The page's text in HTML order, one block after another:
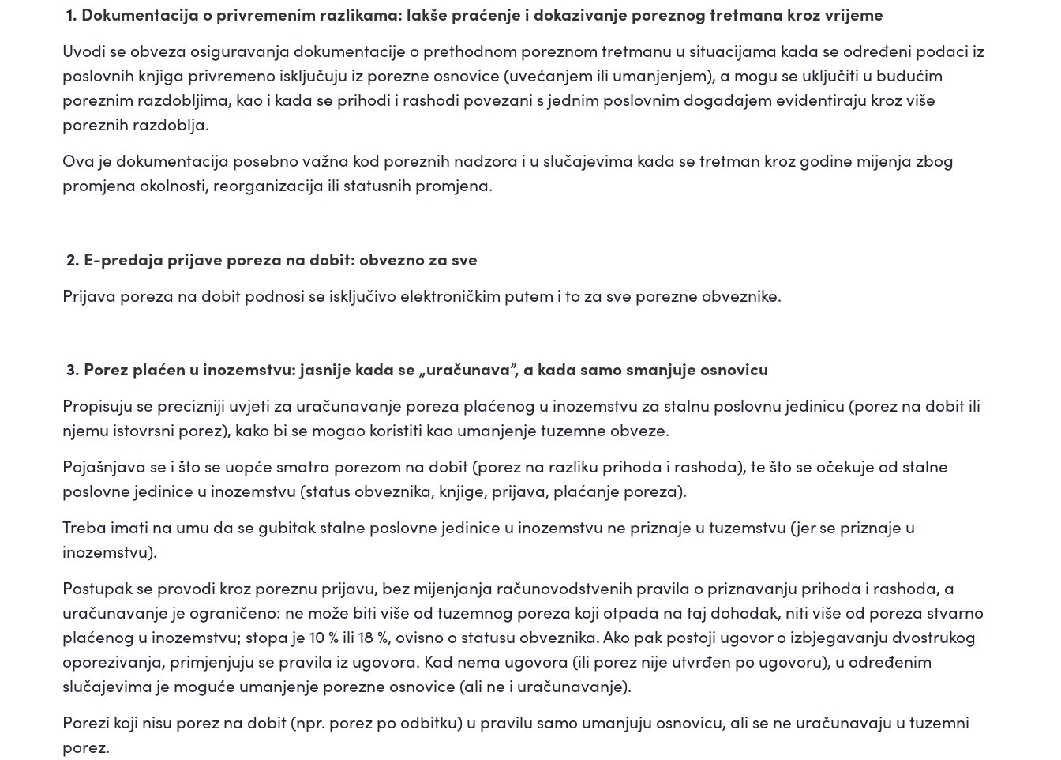
1. Dokumentacija o privremenim razlikama: lakše praćenje i dokazivanje poreznog tretmana kroz vrijeme
Uvodi se obveza osiguravanja dokumentacije o prethodnom poreznom tretmanu u situacijama kada se određeni podaci iz
poslovnih knjiga privremeno isključuju iz porezne osnovice (uvećanjem ili umanjenjem), a mogu se uključiti u budućim
poreznim razdobljima, kao i kada se prihodi i rashodi povezani s jednim poslovnim događajem evidentiraju kroz više
poreznih razdoblja.
Ova je dokumentacija posebno važna kod poreznih nadzora i u slučajevima kada se tretman kroz godine mijenja zbog
promjena okolnosti, reorganizacija ili statusnih promjena.
2. E-predaja prijave poreza na dobit: obvezno za sve
Prijava poreza na dobit podnosi se isključivo elektroničkim putem i to za sve porezne obveznike.
3. Porez plaćen u inozemstvu: jasnije kada se „uračunava”, a kada samo smanjuje osnovicu
Propisuju se precizniji uvjeti za uračunavanje poreza plaćenog u inozemstvu za stalnu poslovnu jedinicu (porez na dobit ili
njemu istovrsni porez), kako bi se mogao koristiti kao umanjenje tuzemne obveze.
Pojašnjava se i što se uopće smatra porezom na dobit (porez na razliku prihoda i rashoda), te što se očekuje od stalne
poslovne jedinice u inozemstvu (status obveznika, knjige, prijava, plaćanje poreza).
Treba imati na umu da se gubitak stalne poslovne jedinice u inozemstvu ne priznaje u tuzemstvu (jer se priznaje u
inozemstvu).
Postupak se provodi kroz poreznu prijavu, bez mijenjanja računovodstvenih pravila o priznavanju prihoda i rashoda, a
uračunavanje je ograničeno: ne može biti više od tuzemnog poreza koji otpada na taj dohodak, niti više od poreza stvarno
plaćenog u inozemstvu; stopa je 10 % ili 18 %, ovisno o statusu obveznika. Ako pak postoji ugovor o izbjegavanju dvostrukog
oporezivanja, primjenjuju se pravila iz ugovora. Kad nema ugovora (ili porez nije utvrđen po ugovoru), u određenim
slučajevima je moguće umanjenje porezne osnovice (ali ne i uračunavanje).
Porezi koji nisu porez na dobit (npr. porez po odbitku) u pravilu samo umanjuju osnovicu, ali se ne uračunavaju u tuzemni
porez.